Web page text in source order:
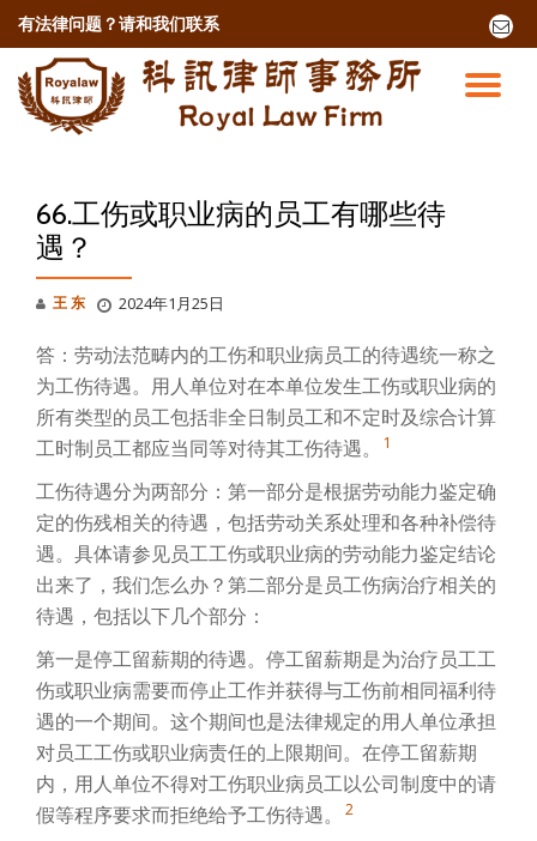
有法律问题？请和我们联系
fa-
o
切
66.工伤或职业病的员工有哪些待
遇？
王 东 2024年1月25日
答：劳动法范畴内的工伤和职业病员工的待遇统一称之
为工伤待遇。用人单位对在本单位发生工伤或职业病的
所有类型的员工包括非全日制员工和不定时及综合计算
工时制员工都应当同等对待其工伤待遇。
1
工伤待遇分为两部分：第一部分是根据劳动能力鉴定确
定的伤残相关的待遇，包括劳动关系处理和各种补偿待
遇。具体请参见员工工伤或职业病的劳动能力鉴定结论
出来了，我们怎么办？第二部分是员工伤病治疗相关的
待遇，包括以下几个部分：
第一是停工留薪期的待遇。停工留薪期是为治疗员工工
伤或职业病需要而停止工作并获得与工伤前相同福利待
遇的一个期间。这个期间也是法律规定的用人单位承担
对员工工伤或职业病责任的上限期间。在停工留薪期
内，用人单位不得对工伤职业病员工以公司制度中的请
假等程序要求而拒绝给予工伤待遇。
2